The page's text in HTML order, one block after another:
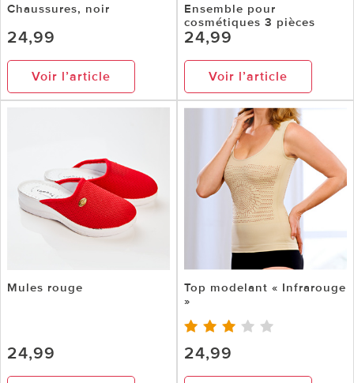
Chaussures, noir
24,99
Voir l’article
Ensemble pour
cosmétiques 3 pièces
24,99
Voir l’article
Mules rouge
24,99
Top modelant « Infrarouge
»
24,99